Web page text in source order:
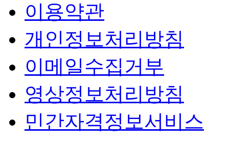
이용약관
개인정보처리방침
이메일수집거부
영상정보처리방침
민간자격정보서비스